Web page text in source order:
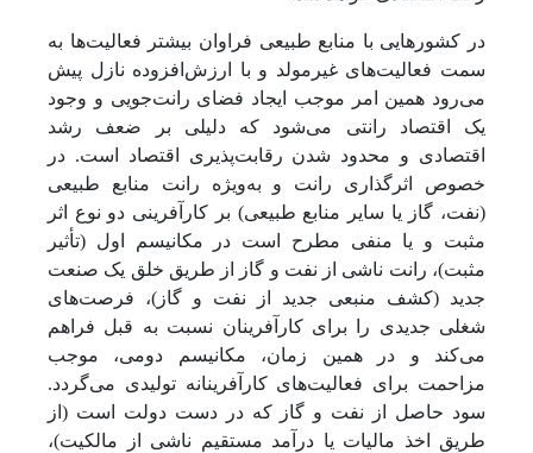
در کشورهایی با منابع طبیعی فراوان بیشتر فعالیت‌ها به
سمت فعالیت‌های غیرمولد و با ارزش‌افزوده نازل پیش
می‌رود همین امر موجب ایجاد فضای رانت‌جویی و وجود
یک اقتصاد رانتی می‌شود که دلیلی بر ضعف رشد
اقتصادی و محدود شدن رقابت‌پذیری اقتصاد است. در
خصوص اثرگذاری رانت و به‌ویژه رانت منابع طبیعی
(نفت، گاز یا سایر منابع طبیعی) بر کارآفرینی دو نوع اثر
مثبت و یا منفی مطرح است در مکانیسم اول (تأثیر
مثبت)، رانت ناشی از نفت و گاز از طریق خلق یک صنعت
جدید (کشف منبعی جدید از نفت و گاز)، فرصت‌های
شغلی جدیدی را برای کارآفرینان نسبت به قبل فراهم
می‌کند و در همین زمان، مکانیسم دومی، موجب
مزاحمت برای فعالیت‌های کارآفرینانه تولیدی می‌گردد.
سود حاصل از نفت و گاز که در دست دولت است (از
طریق اخذ مالیات یا درآمد مستقیم ناشی از مالکیت)،